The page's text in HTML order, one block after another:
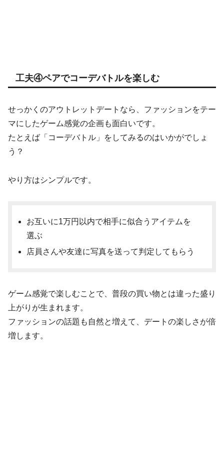
工夫④ペアでコーデバトルを楽しむ
せっかくのアウトレットデートなら、ファッションをテー
マにしたゲーム感覚の企画も面白いです。
たとえば「コーデバトル」をしてみるのはいかがでしょ
う？
やり方はシンプルです。
お互いに1万円以内で相手に似合うアイテムを
選ぶ
店員さんや友達に写真を送って判定してもらう
ゲーム感覚で楽しむことで、普段の買い物とは違った盛り
上がりが生まれます。
ファッションの話題も自然と増えて、デートの楽しさが倍
増します。